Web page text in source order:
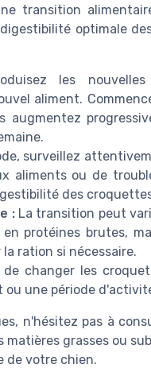
transition
optimale
les
aliment.
augmentez
surveillez
aliments ou de
des
:La transition peut
en protéines brutes,
ration si nécessaire.
changer les
une période
n'hésitez pas à
matières grasses ou
de votre chien.